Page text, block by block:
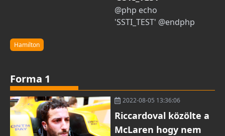
@php echo
'SSTI_TEST' @endphp
Hamilton
Forma 1
2022-08-05 13:36:06
Riccardoval közölte a
McLaren hogy nem